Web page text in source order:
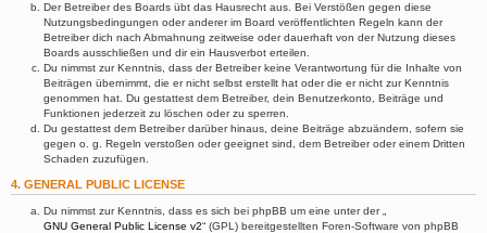
Der Betreiber des Boards übt das Hausrecht aus. Bei Verstößen gegen diese
Nutzungsbedingungen oder anderer im Board veröffentlichten Regeln kann der
Betreiber dich nach Abmahnung zeitweise oder dauerhaft von der Nutzung dieses
Boards ausschließen und dir ein Hausverbot erteilen.
Du nimmst zur Kenntnis, dass der Betreiber keine Verantwortung für die Inhalte von
Beiträgen übernimmt, die er nicht selbst erstellt hat oder die er nicht zur Kenntnis
genommen hat. Du gestattest dem Betreiber, dein Benutzerkonto, Beiträge und
Funktionen jederzeit zu löschen oder zu sperren.
Du gestattest dem Betreiber darüber hinaus, deine Beiträge abzuändern, sofern sie
gegen o. g. Regeln verstoßen oder geeignet sind, dem Betreiber oder einem Dritten
Schaden zuzufügen.
4. GENERAL PUBLIC LICENSE
Du nimmst zur Kenntnis, dass es sich bei phpBB um eine unter der „
GNU General Public License v2“ (GPL) bereitgestellten Foren-Software von phpBB